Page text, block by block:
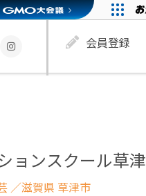
会員登録
ョンスクール草津
／滋賀県 草津市